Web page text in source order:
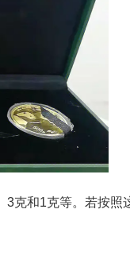
克和1克等。若按照